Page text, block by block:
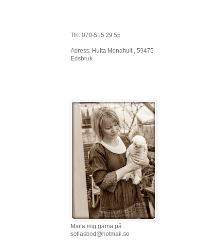
Tfn: 070-515 29 55
Adress: Hulta Monahult , 59475
Edsbruk
Maila mig gärna på :
sofiasbod@hotmail.se